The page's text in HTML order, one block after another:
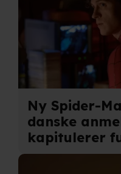
Ny Spider-
danske
kapitulerer